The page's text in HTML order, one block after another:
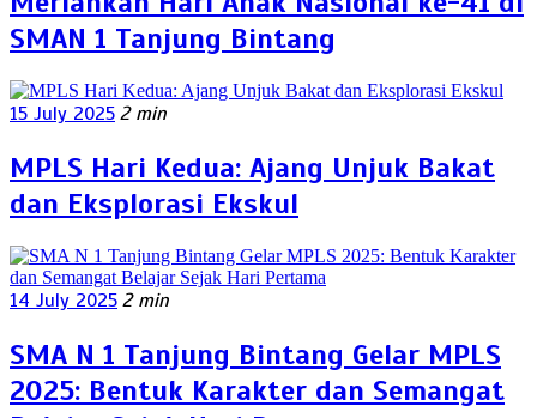
SMAN 1 Tanjung Bintang
15 July 2025 2 min
MPLS Hari Kedua: Ajang Unjuk Bakat
dan Eksplorasi Ekskul
14 July 2025 2 min
SMA N 1 Tanjung Bintang Gelar MPLS
2025: Bentuk Karakter dan Semangat